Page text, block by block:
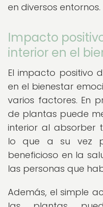
en diversos entornos.
Impacto
interior en el
El impacto positivo
en el bienestar
varios factores. En
de plantas puede
interior al absorber
lo que a su vez
beneficioso en la
las personas que
Además, el simple